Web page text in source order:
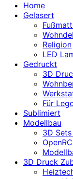
Home
Gelasert
Religion
LED
Gedruckt
3D
Für
Sublimiert
Modellbau
3D
3D Druck